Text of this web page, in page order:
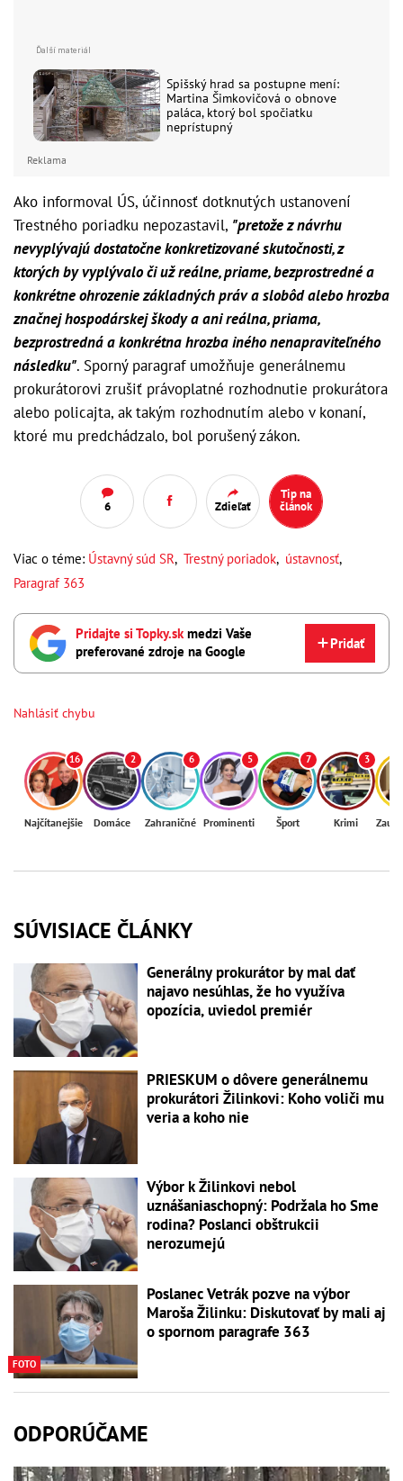
Spišský hrad sa postupne mení:
Martina Šimkovičová o obnove
paláca, ktorý bol spočiatku
neprístupný
Reklama
Ako informoval ÚS, účinnosť dotknutých ustanovení
Trestného poriadku nepozastavil, "pretože z návrhu
nevyplývajú dostatočne konkretizované skutočnosti, z
ktorých by vyplývalo či už reálne, priame, bezprostredné a
konkrétne ohrozenie základných práv a slobôd alebo hrozba
značnej hospodárskej škody a ani reálna, priama,
bezprostredná a konkrétna hrozba iného nenapraviteľného
následku". Sporný paragraf umožňuje generálnemu
prokurátorovi zrušiť právoplatné rozhodnutie prokurátora
alebo policajta, ak takým rozhodnutím alebo v konaní,
ktoré mu predchádzalo, bol porušený zákon.
6 Zdieľať
Tip na
článok
Viac o téme: Ústavný súd SR, Trestný poriadok, ústavnosť,
Paragraf 363
Pridajte si Topky.skmedzi Vaše
preferované zdroje na Google
Pridať
Nahlásiť chybu
16
Najčítanejšie
2
Domáce
6
Zahraničné
5
Prominenti
7
Šport
3
Krimi
SÚVISIACE ČLÁNKY
Generálny prokurátor by mal dať
najavo nesúhlas, že ho využíva
opozícia, uviedol premiér
PRIESKUM o dôvere generálnemu
prokurátori Žilinkovi: Koho voliči mu
veria a koho nie
Výbor k Žilinkovi nebol
uznášaniaschopný: Podržala ho Sme
rodina? Poslanci obštrukcii
nerozumejú
FOTO
Poslanec Vetrák pozve na výbor
Maroša Žilinku: Diskutovať by mali aj
o spornom paragrafe 363
ODPORÚČAME